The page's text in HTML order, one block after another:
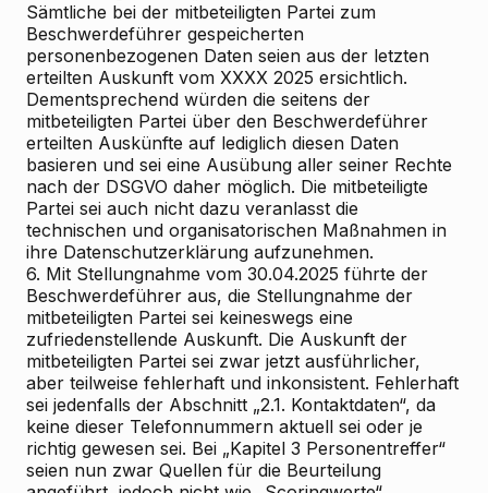
Sämtliche bei der mitbeteiligten Partei zum
Beschwerdeführer gespeicherten
personenbezogenen Daten seien aus der letzten
erteilten Auskunft vom XXXX 2025 ersichtlich.
Dementsprechend würden die seitens der
mitbeteiligten Partei über den Beschwerdeführer
erteilten Auskünfte auf lediglich diesen Daten
basieren und sei eine Ausübung aller seiner Rechte
nach der DSGVO daher möglich. Die mitbeteiligte
Partei sei auch nicht dazu veranlasst die
technischen und organisatorischen Maßnahmen in
ihre Datenschutzerklärung aufzunehmen.
6. Mit Stellungnahme vom 30.04.2025 führte der
Beschwerdeführer aus, die Stellungnahme der
mitbeteiligten Partei sei keineswegs eine
zufriedenstellende Auskunft. Die Auskunft der
mitbeteiligten Partei sei zwar jetzt ausführlicher,
aber teilweise fehlerhaft und inkonsistent. Fehlerhaft
sei jedenfalls der Abschnitt „2.1. Kontaktdaten“, da
keine dieser Telefonnummern aktuell sei oder je
richtig gewesen sei. Bei „Kapitel 3 Personentreffer“
seien nun zwar Quellen für die Beurteilung